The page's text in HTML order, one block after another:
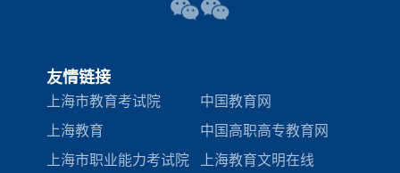
友情链接
上海市教育考试院 中国教育网
上海教育 中国高职高专教育网
上海市职业能力考试院 上海教育文明在线